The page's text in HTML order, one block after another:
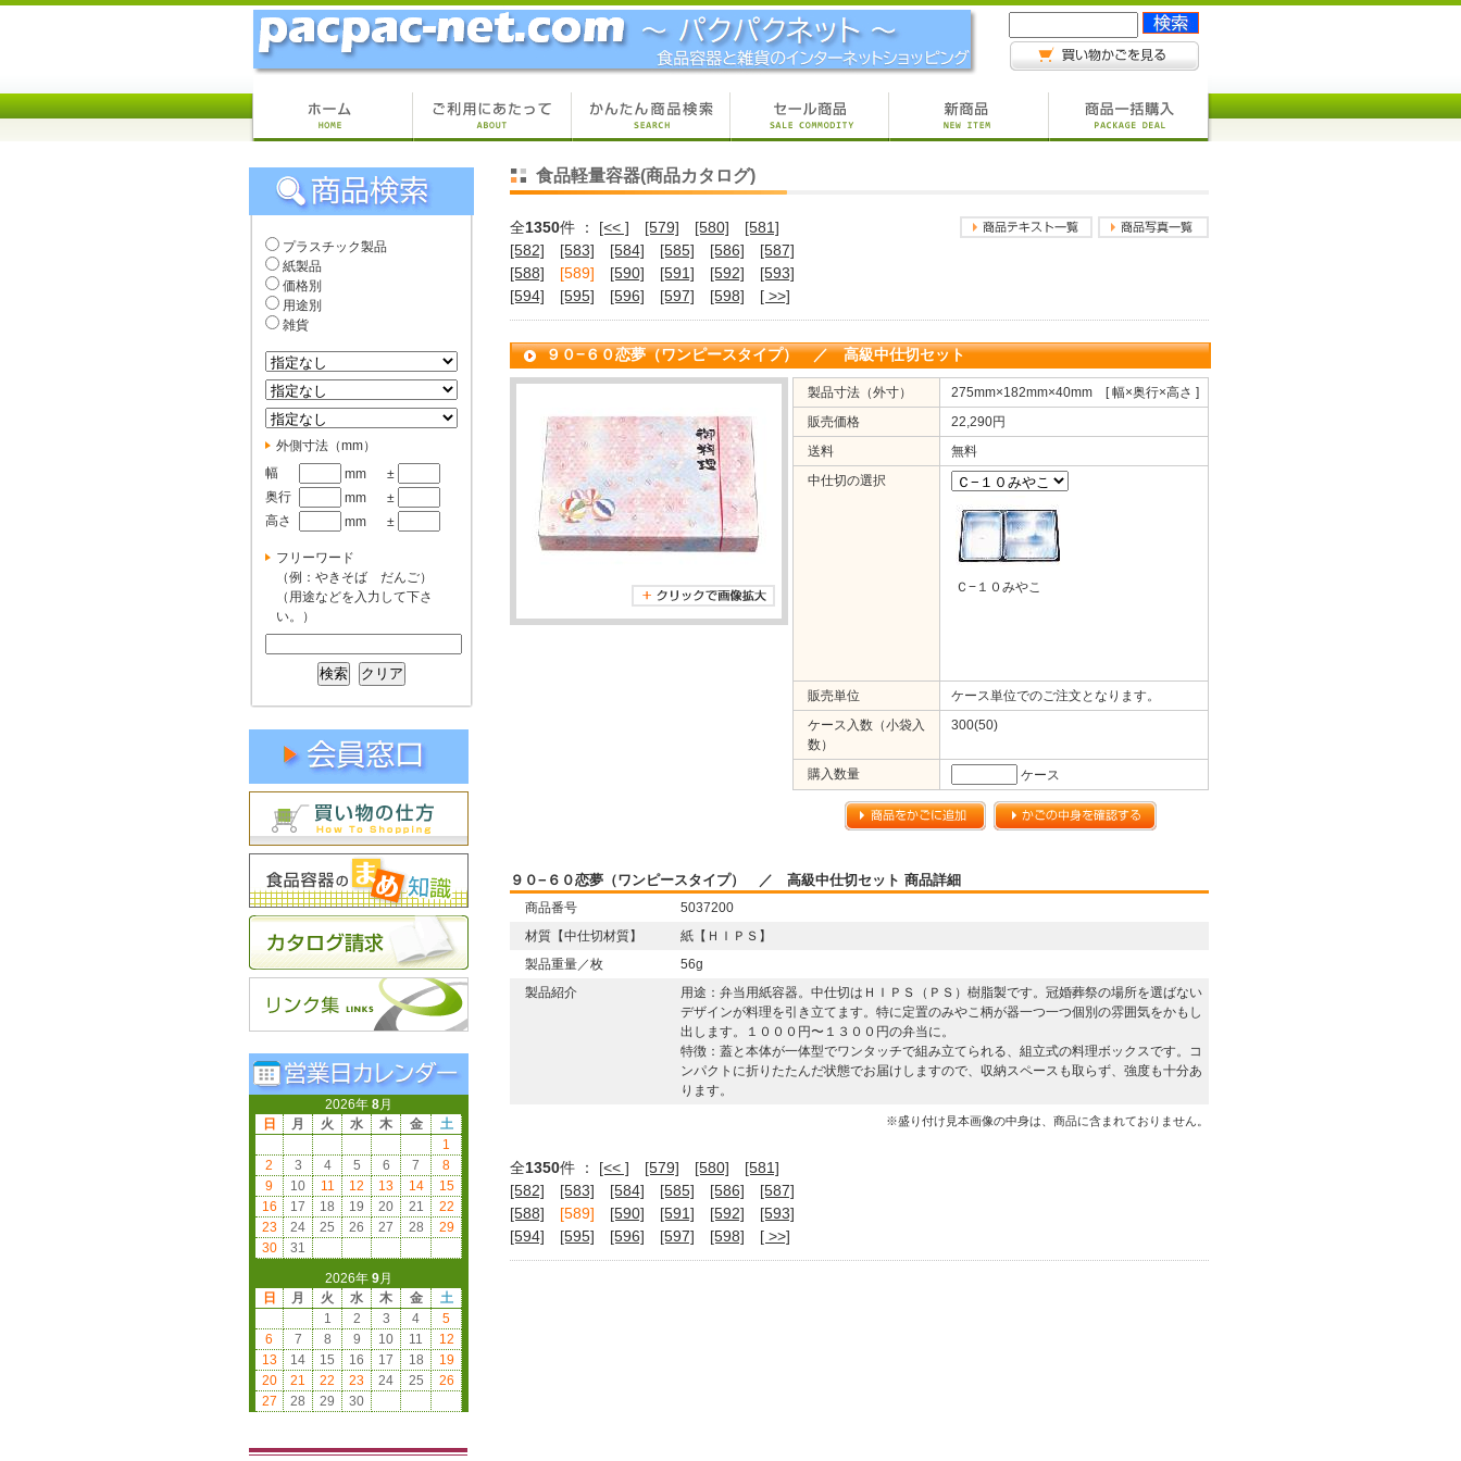
プラスチック製品
紙製品
価格別
用途別
雑貨
外側寸法（mm）
幅
mm
±
奥行
mm
±
高さ
mm ±
フリーワード
（例：やきそば だんご）
（用途などを入力して下さ
い。）
2026年 8月
日
月 火 水 木 金
土
1
2
3 4 5 6 7
8
9
10 11 12 13 14
15
16
17 18 19 20 21
22
23
24 25 26 27 28
29
30
31
2026年 9月
日
月 火 水 木 金
土
1
2 3 4
5
6
7 8 9 10 11
12
13
14 15 16 17 18
19
20
21 22 23 24 25
26
27
28 29 30
食品軽量容器(商品カタログ)
全1350件 ： [<< ] [579] [580]
[581]
[582]
[583] [584] [585] [586]
[587]
[588]
[589] [590] [591] [592]
[593]
[594]
[595] [596] [597] [598] [ >>]
９０−６０恋夢（ワンピースタイプ） ／ 高級中仕切セット
製品寸法（外寸）
275mm×182mm×40mm [ 幅×奥行×高さ ]
販売価格
22,290円
送料
無料
中仕切の選択
Ｃ−１０みやこ
販売単位
ケース単位でのご注文となります。
ケース入数（小袋入
数）
300(50)
購入数量 ケース
９０−６０恋夢（ワンピースタイプ） ／ 高級中仕切セット 商品詳細
商品番号
5037200
材質【中仕切材質】
紙【ＨＩＰＳ】
製品重量／枚
56g
製品紹介
用途：弁当用紙容器。中仕切はＨＩＰＳ（ＰＳ）樹脂製です。冠婚葬祭の場所を選ばない
デザインが料理を引き立てます。特に定置のみやこ柄が器一つ一つ個別の雰囲気をかもし
出します。１０００円〜１３００円の弁当に。
特徴：蓋と本体が一体型でワンタッチで組み立てられる、組立式の料理ボックスです。コ
ンパクトに折りたたんだ状態でお届けしますので、収納スペースも取らず、強度も十分あ
ります。
※盛り付け見本画像の中身は、商品に含まれておりません。
全1350件 ： [<< ] [579] [580]
[581]
[582]
[583] [584] [585] [586]
[587]
[588]
[589] [590] [591] [592]
[593]
[594]
[595] [596] [597] [598] [ >>]